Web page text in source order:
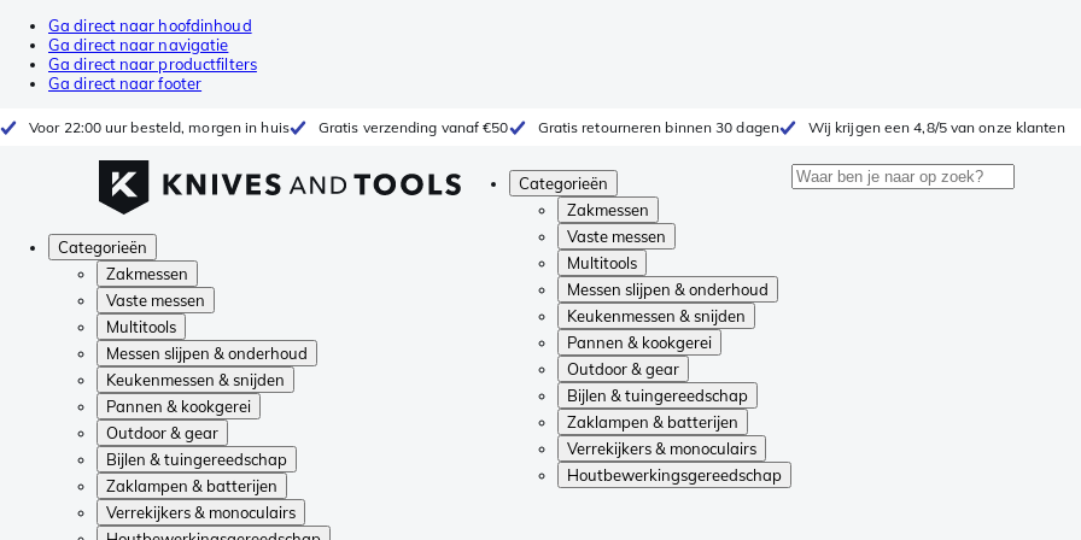
Ga direct naar hoofdinhoud
Ga direct naar navigatie
Ga direct naar productfilters
Ga direct naar footer
Voor 22:00 uur besteld, morgen in huis Gratis verzending vanaf €50 Gratis retourneren binnen 30 dagen Wij krijgen een 4,8/5 van onze klanten
Categorieën
Zakmessen
Vaste messen
Multitools
Messen slijpen & onderhoud
Keukenmessen & snijden
Pannen & kookgerei
Outdoor & gear
Bijlen & tuingereedschap
Zaklampen & batterijen
Verrekijkers & monoculairs
Houtbewerkingsgereedschap
Categorieën
Zakmessen
Vaste messen
Multitools
Messen slijpen & onderhoud
Keukenmessen & snijden
Pannen & kookgerei
Outdoor & gear
Bijlen & tuingereedschap
Zaklampen & batterijen
Verrekijkers & monoculairs